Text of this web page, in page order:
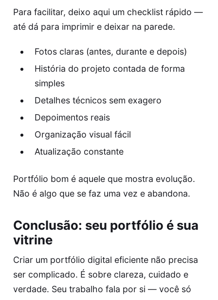
Para facilitar, deixo aqui um checklist rápido —
até dá para imprimir e deixar na parede.
Fotos claras (antes, durante e depois)
História do projeto contada de forma
simples
Detalhes técnicos sem exagero
Depoimentos reais
Organização visual fácil
Atualização constante
Portfólio bom é aquele que mostra evolução.
Não é algo que se faz uma vez e abandona.
Conclusão: seu portfólio é sua
vitrine
Criar um portfólio digital eficiente não precisa
ser complicado. É sobre clareza, cuidado e
verdade. Seu trabalho fala por si — você só